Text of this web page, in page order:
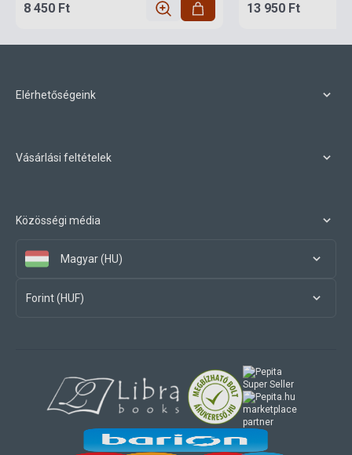
8 450 Ft 13 950 Ft
Elérhetőségeink
Vásárlási feltételek
Közösségi média
Magyar (HU)
Forint (HUF)
marketplace
partner